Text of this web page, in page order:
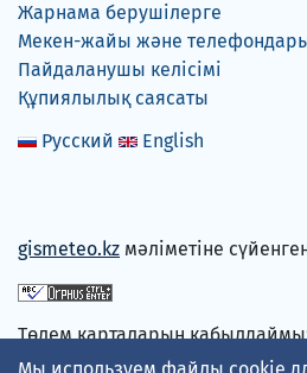
Жарнама берушілерге
Мекен-жайы және
Пайдаланушы келісімі
Құпиялылық саясаты
Русский
English
gismeteo.kz мәліметіне
Төлем карталарын